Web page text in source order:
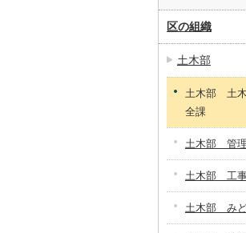
区の組織
土木部
土木部 土
全課
土木部 管
土木部 工
土木部 み